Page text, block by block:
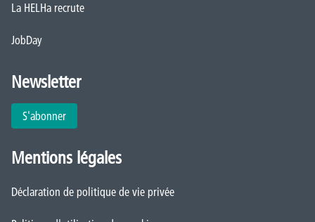
La HELHa recrute
JobDay
Newsletter
S'abonner
Mentions légales
Déclaration de politique de vie privée